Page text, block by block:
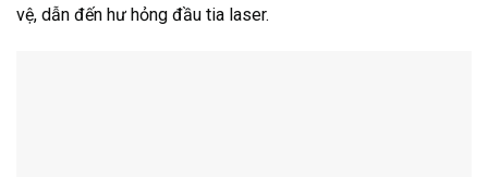
vệ, dẫn đến hư hỏng đầu tia laser.